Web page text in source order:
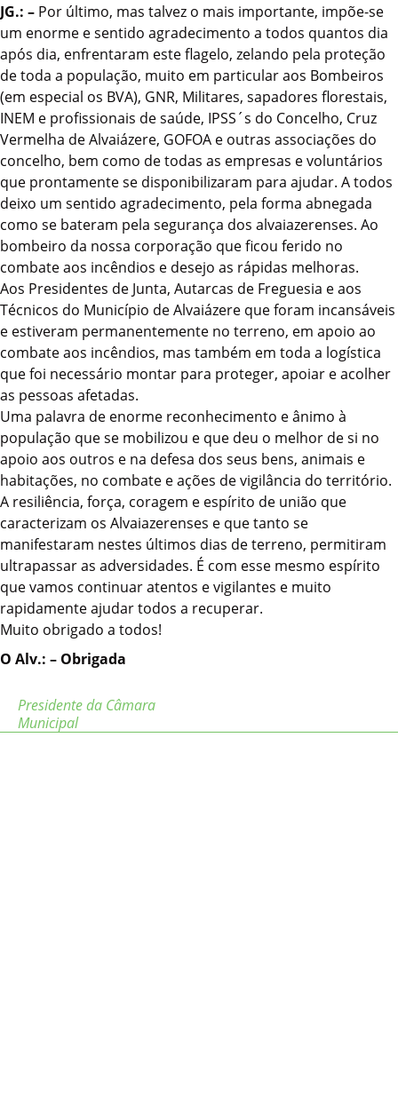
JG.: – Por último, mas talvez o mais importante, impõe-se
um enorme e sentido agradecimento a todos quantos dia
após dia, enfrentaram este flagelo, zelando pela proteção
de toda a população, muito em particular aos Bombeiros
(em especial os BVA), GNR, Militares, sapadores florestais,
INEM e profissionais de saúde, IPSS´s do Concelho, Cruz
Vermelha de Alvaiázere, GOFOA e outras associações do
concelho, bem como de todas as empresas e voluntários
que prontamente se disponibilizaram para ajudar. A todos
deixo um sentido agradecimento, pela forma abnegada
como se bateram pela segurança dos alvaiazerenses. Ao
bombeiro da nossa corporação que ficou ferido no
combate aos incêndios e desejo as rápidas melhoras.
Aos Presidentes de Junta, Autarcas de Freguesia e aos
Técnicos do Município de Alvaiázere que foram incansáveis
e estiveram permanentemente no terreno, em apoio ao
combate aos incêndios, mas também em toda a logística
que foi necessário montar para proteger, apoiar e acolher
as pessoas afetadas.
Uma palavra de enorme reconhecimento e ânimo à
população que se mobilizou e que deu o melhor de si no
apoio aos outros e na defesa dos seus bens, animais e
habitações, no combate e ações de vigilância do território.
A resiliência, força, coragem e espírito de união que
caracterizam os Alvaiazerenses e que tanto se
manifestaram nestes últimos dias de terreno, permitiram
ultrapassar as adversidades. É com esse mesmo espírito
que vamos continuar atentos e vigilantes e muito
rapidamente ajudar todos a recuperar.
Muito obrigado a todos!
O Alv.: – Obrigada
Presidente da Câmara
Municipal